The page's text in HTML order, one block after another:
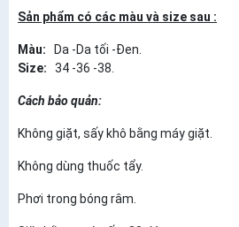
Sản phẩm có các màu và size sau :
Màu: Da -Da tối -Đen.
Size: 34 -36 -38.
Cách bảo quản:
Không giặt, sấy khô bằng máy giặt.
Không dùng thuốc tẩy.
Phơi trong bóng râm.